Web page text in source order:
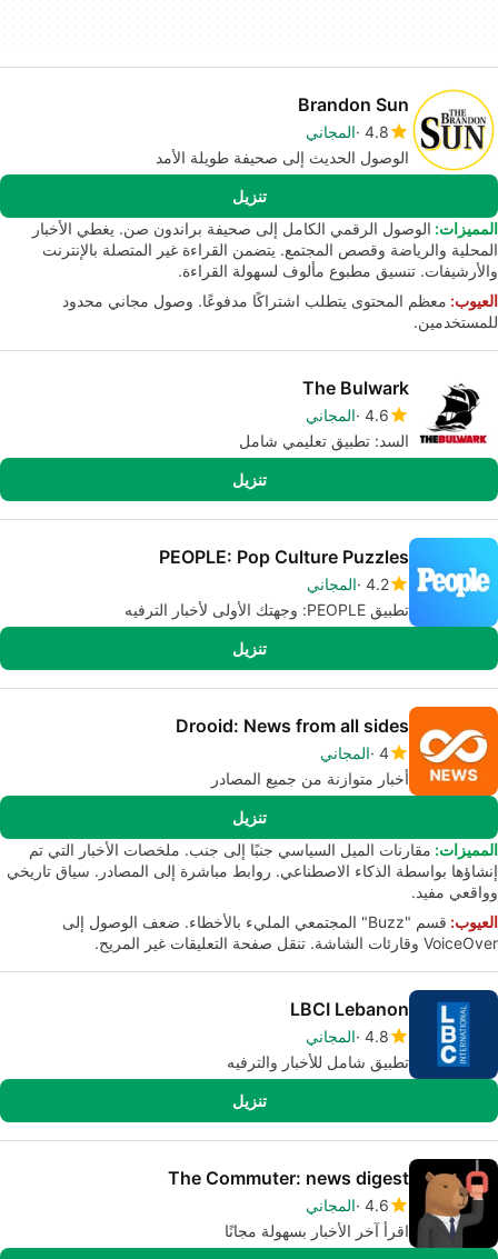
Brandon Sun
4.8 المجاني
الوصول الحديث إلى صحيفة طويلة الأمد
تنزيل
المميزات: الوصول الرقمي الكامل إلى صحيفة براندون صن. يغطي الأخبار
المحلية والرياضة وقصص المجتمع. يتضمن القراءة غير المتصلة بالإنترنت
والأرشيفات. تنسيق مطبوع مألوف لسهولة القراءة.
العيوب: معظم المحتوى يتطلب اشتراكًا مدفوعًا. وصول مجاني محدود
للمستخدمين.
The Bulwark
4.6 المجاني
السد: تطبيق تعليمي شامل
تنزيل
PEOPLE: Pop Culture Puzzles
4.2 المجاني
تطبيق PEOPLE: وجهتك الأولى لأخبار الترفيه
تنزيل
Drooid: News from all sides
4 المجاني
أخبار متوازنة من جميع المصادر
تنزيل
المميزات: مقارنات الميل السياسي جنبًا إلى جنب. ملخصات الأخبار التي تم
إنشاؤها بواسطة الذكاء الاصطناعي. روابط مباشرة إلى المصادر. سياق تاريخي
وواقعي مفيد.
العيوب:
قسم "Buzz" المجتمعي المليء بالأخطاء. ضعف الوصول إلى
VoiceOver وقارئات الشاشة. تنقل صفحة التعليقات غير المريح.
LBCI Lebanon
4.8 المجاني
تطبيق شامل للأخبار والترفيه
تنزيل
The Commuter: news digest
4.6 المجاني
اقرأ آخر الأخبار بسهولة مجانًا